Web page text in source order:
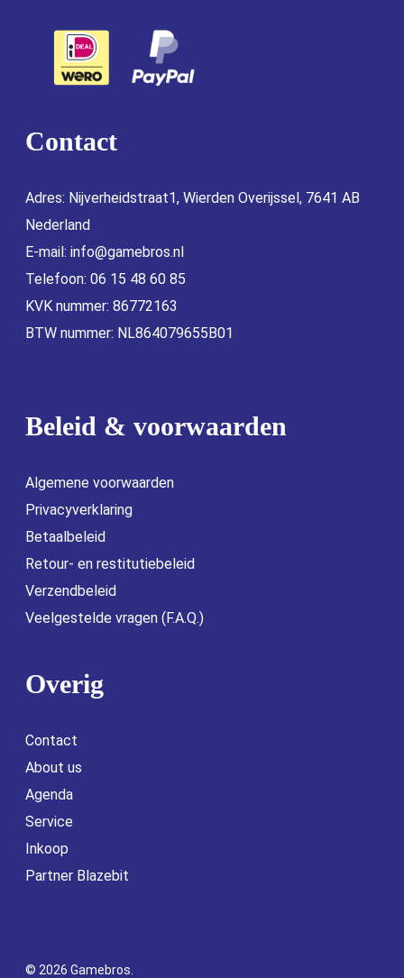
Contact
Adres: Nijverheidstraat1, Wierden Overijssel, 7641 AB
Nederland
E-mail: info@gamebros.nl
Telefoon: 06 15 48 60 85
KVK nummer: 86772163
BTW nummer: NL864079655B01
Beleid & voorwaarden
Algemene voorwaarden
Privacyverklaring
Betaalbeleid
Retour- en restitutiebeleid
Verzendbeleid
Veelgestelde vragen (F.A.Q.)
Overig
Contact
About us
Agenda
Service
Inkoop
Partner Blazebit
© 2026 Gamebros.